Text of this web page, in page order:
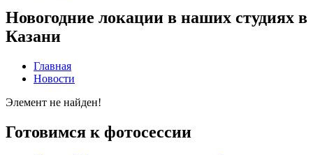
Новогодние локации в наших студиях в
Казани
Главная
Новости
Элемент не найден!
Готовимся к фотосессии